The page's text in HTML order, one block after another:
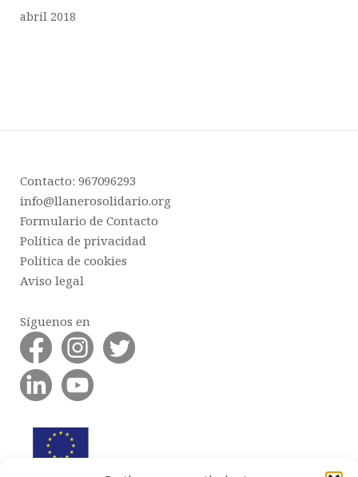
abril 2018
Contacto: 967096293
info@llanerosolidario.org
Formulario de Contacto
Política de privacidad
Política de cookies
Aviso legal
Síguenos en